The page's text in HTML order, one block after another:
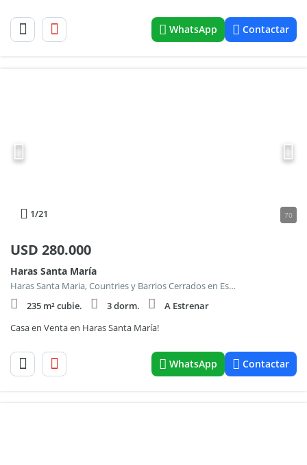
WhatsApp Contactar
1/21 70
USD 280.000
Haras Santa María
Haras Santa Maria, Countries y Barrios Cerrados en Escobar
235 m² cubie.
3 dorm.
A Estrenar
Casa en Venta en Haras Santa María!
WhatsApp Contactar